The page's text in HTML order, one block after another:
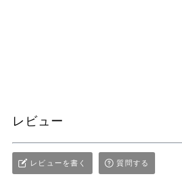
レビュー
レビューを書く 質問する